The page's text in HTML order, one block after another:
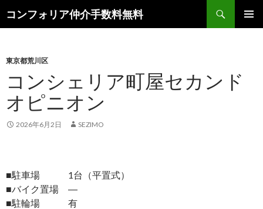
コンフォリア仲介手数料無料
索
ン
へ
ス
キ
ッ
東京都荒川区
コンシェリア町屋セカンド
オピニオン
2026年6月2日 SEZIMO
■駐車場 1台（平置式）
■バイク置場 ―
■駐輪場 有